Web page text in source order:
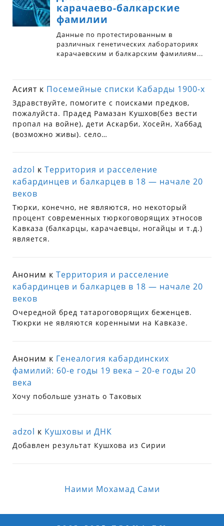
Асият к Посемейные списки Кабарды 1900-х
Здравствуйте, помогите с поисками предков,
пожалуйста. Прадед Рамазан Кушхов(без вести
пропал на войне), дети Аскарби, Хосейн, Хаббад
(возможно живы). село…
adzol кТерритория и расселение
кабардинцев и балкарцев в 18 — начале 20
веков
Тюрки, конечно, не являются, но некоторый
процент современных тюркоговорящих этносов
Кавказа (балкарцы, карачаевцы, ногайцы и т.д.)
является.
Аноним кТерритория и расселение
кабардинцев и балкарцев в 18 — начале 20
веков
Очередной бред татароговорящих беженцев.
Тюкрки не являются коренными на Кавказе.
Аноним к Генеалогия кабардинских
фамилий: 60-е годы 19 века – 20-е годы 20
века
Хочу побольше узнать о Таковых
adzol к Кушховы и ДНК
Добавлен результат Кушхова из Сирии
Наими Мохамад Сами